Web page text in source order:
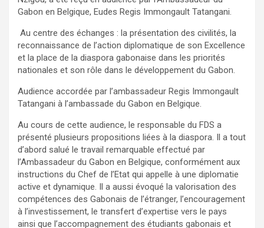
Gabon en Belgique, Eudes Regis Immongault Tatangani.
Au centre des échanges : la présentation des civilités, la
reconnaissance de l’action diplomatique de son Excellence
et la place de la diaspora gabonaise dans les priorités
nationales et son rôle dans le développement du Gabon.
Audience accordée par l’ambassadeur Regis Immongault
Tatangani à l’ambassade du Gabon en Belgique.
Au cours de cette audience, le responsable du FDS a
présenté plusieurs propositions liées à la diaspora. Il a tout
d’abord salué le travail remarquable effectué par
l’Ambassadeur du Gabon en Belgique, conformément aux
instructions du Chef de l’Etat qui appelle à une diplomatie
active et dynamique. Il a aussi évoqué la valorisation des
compétences des Gabonais de l’étranger, l’encouragement
à l’investissement, le transfert d’expertise vers le pays
ainsi que l’accompagnement des étudiants gabonais et